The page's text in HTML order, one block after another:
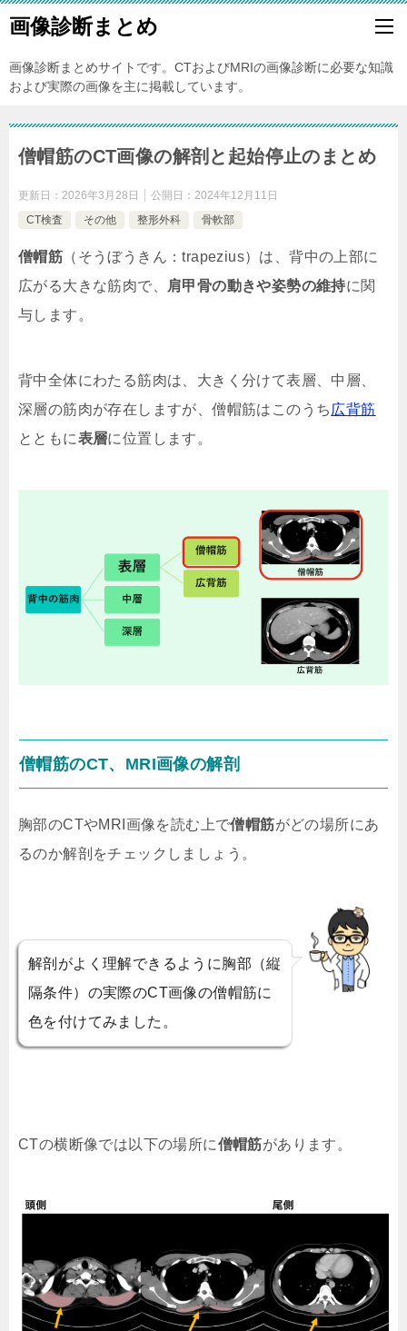
画像診断まとめ
画像診断まとめサイトです。CTおよびMRIの画像診断に必要な知識
および実際の画像を主に掲載しています。
僧帽筋のCT画像の解剖と起始停止のまとめ
更新日： 2026年3月28日 公開日： 2024年12月11日
CT検査
その他 整形外科 骨軟部
僧帽筋 （そうぼうきん：trapezius）は、背中の上部に
広がる大きな筋肉で、
肩甲骨の動きや姿勢の維持に関
与します。
背中全体にわたる筋肉は、大きく分けて表層、中層、
深層の筋肉が存在しますが、僧帽筋はこのうち 広背筋
とともに表層に位置します。
僧帽筋のCT、MRI画像の解剖
胸部のCTやMRI画像を読む上で僧帽筋がどの場所にあ
るのか解剖をチェックしましょう。
解剖がよく理解できるように胸部（縦
隔条件）の実際のCT画像の僧帽筋に
色を付けてみました。
CTの横断像では以下の場所に僧帽筋があります。